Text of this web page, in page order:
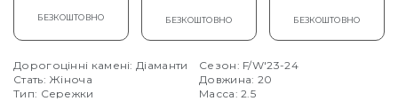
БЕЗКОШТОВНО БЕЗКОШТОВНО БЕЗКОШТОВНО
Дорогоцінні камені: Діаманти
Стать: Жіноча
Тип: Сережки
Сезон: F/W'23-24
Довжина: 20
Масса: 2.5